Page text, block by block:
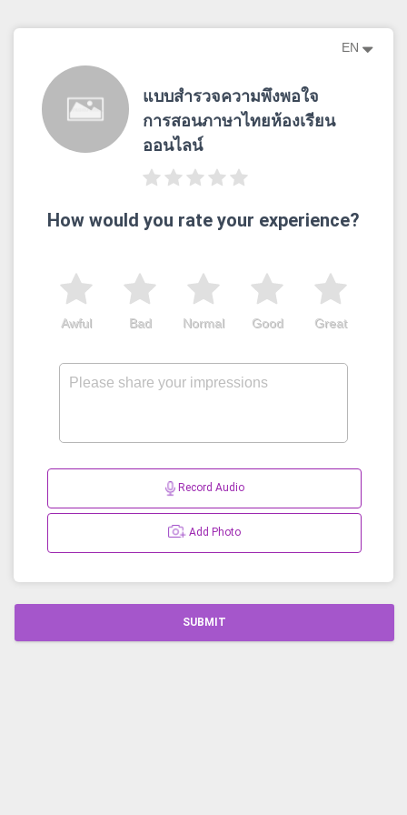
EN
แบบสำรวจความพึงพอใจ
การสอนภาษาไทยห้องเรียน
ออนไลน์
How would you rate your experience?
Great
Good
Normal
Bad
Awful
Record Audio
Add Photo
SUBMIT